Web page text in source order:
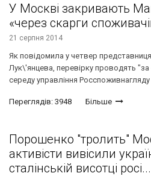
У Москві закривають
«через скарги
21 серпня 2014
Як повідомила у четвер
Лук\'янцева, перевірку проводять
середу управління Росспоживнагляду
Переглядів: 3948 Більше
Порошенко "тролить"
активісти вивісили
сталінській висотці росі...